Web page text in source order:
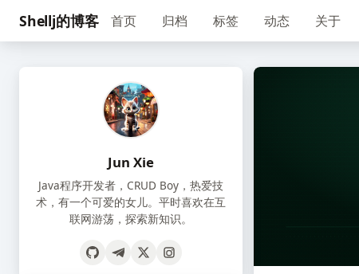
Shellj的博客 首页 归档 标签 动态 关于
Jun Xie
Java程序开发者，CRUD Boy，热爱技
术，有一个可爱的女儿。平时喜欢在互
联网游荡，探索新知识。